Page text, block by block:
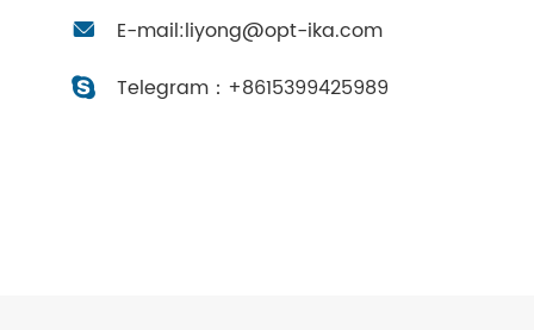
E-mail:liyong@opt-ika.com
Telegram： +8615399425989